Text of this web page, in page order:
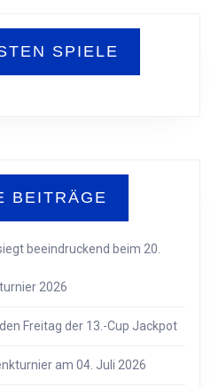
SPIELE
BEITRÄGE
beeindruckend beim 20.
2026
Freitag der 13.-Cup Jackpot
am 04. Juli 2026